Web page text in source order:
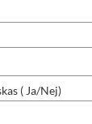
( Ja/Nej)